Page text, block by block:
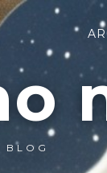
BLOG